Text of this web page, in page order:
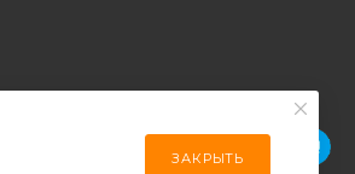
ЗАКРЫТЬ